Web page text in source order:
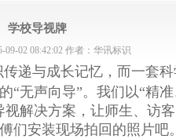
学校导视牌
09-02 08:42:02 作者：华讯标识
递与成长记忆，而一套
“无声向导”。我们以“精
解决方案，让师生、访
们安装现场拍回的照片吧。